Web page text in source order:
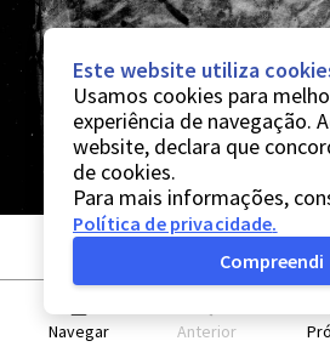
Navegar Anterior
Este website utiliza
Usamos cookies para
experiência de navegação.
website, declara que
de cookies.
Para mais informações,
Política de privacidade.
Compreendi